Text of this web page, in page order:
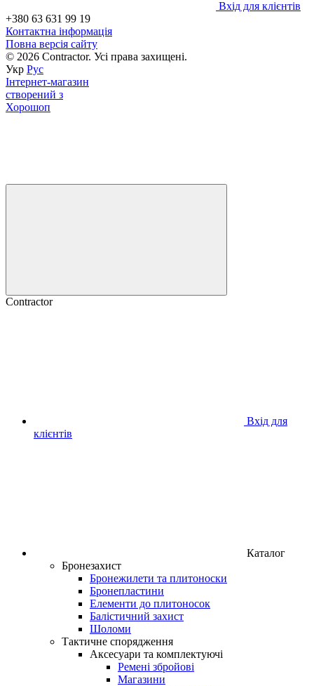
Вхід для клієнтів
+380 63 631 99 19
Контактна інформація
Повна версія сайту
© 2026 Contractor. Усі права захищені.
Укр Рус
Інтернет-магазин
створений з
Хорошоп
Contractor
Вхід для
клієнтів
Каталог
Бронезахист
Бронежилети та плитоноски
Бронепластини
Елементи до плитоносок
Балістичний захист
Шоломи
Тактичне спорядження
Аксесуари та комплектуючі
Ремені збройові
Магазини